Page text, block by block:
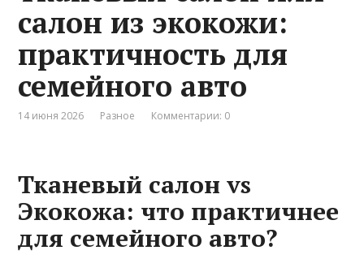
салон из экокожи:
практичность для
семейного авто
14 июня 2026 Разное Комментарии: 0
Тканевый салон vs
Экокожа: что практичнее
для семейного авто?